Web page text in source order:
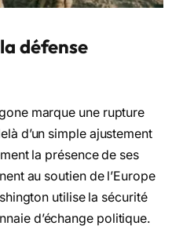
défense
marque une rupture
d’un simple ajustement
la présence de ses
au soutien de l’Europe
utilise la sécurité
d’échange politique.